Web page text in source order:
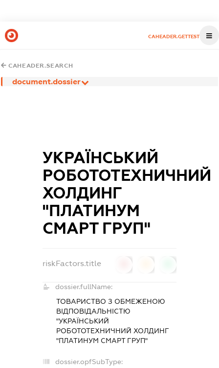
CAHEADER.GETTEST
CAHEADER.SEARCH
document.dossier
УКРАЇНСЬКИЙ
РОБОТОТЕХНИЧНИЙ
ХОЛДИНГ
"ПЛАТИНУМ
СМАРТ ГРУП"
riskFactors.title
dossier.fullName:
ТОВАРИСТВО З ОБМЕЖЕНОЮ
ВІДПОВІДАЛЬНІСТЮ
"УКРАЇНСЬКИЙ
РОБОТОТЕХНИЧНИЙ ХОЛДИНГ
"ПЛАТИНУМ СМАРТ ГРУП"
dossier.opfSubType: